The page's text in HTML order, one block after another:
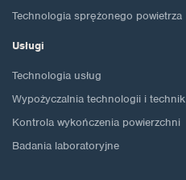
Technologia sprężonego powietrza
Usługi
Technologia usług
Wypożyczalnia technologii i technik
Kontrola wykończenia powierzchni
Badania laboratoryjne